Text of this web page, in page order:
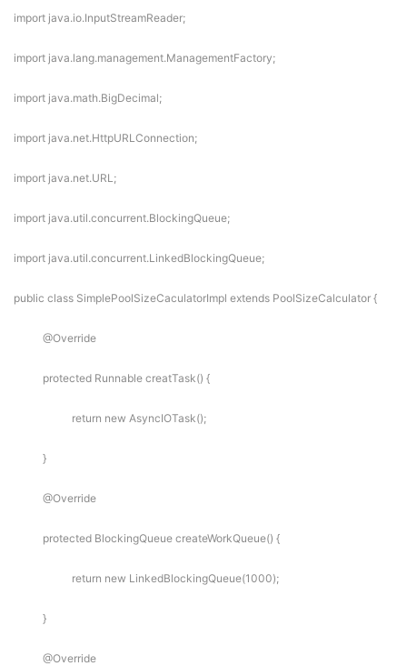
import java.io.InputStreamReader;
import java.lang.management.ManagementFactory;
import java.math.BigDecimal;
import java.net.HttpURLConnection;
import java.net.URL;
import java.util.concurrent.BlockingQueue;
import java.util.concurrent.LinkedBlockingQueue;
public class SimplePoolSizeCaculatorImpl extends PoolSizeCalculator {
@Override
protected Runnable creatTask() {
return new AsyncIOTask();
}
@Override
protected BlockingQueue createWorkQueue() {
return new LinkedBlockingQueue(1000);
}
@Override